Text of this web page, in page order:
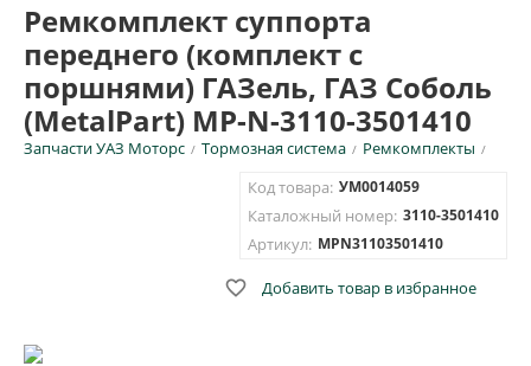
Ремкомплект суппорта
переднего (комплект с
поршнями) ГАЗель, ГАЗ Соболь
(MetalPart) МР-N-3110-3501410
Запчасти УАЗ Моторс / Тормозная система / Ремкомплекты /
Код товара: УМ0014059
Каталожный номер: 3110-3501410
Артикул: МРN31103501410
 Добавить товар в избранное